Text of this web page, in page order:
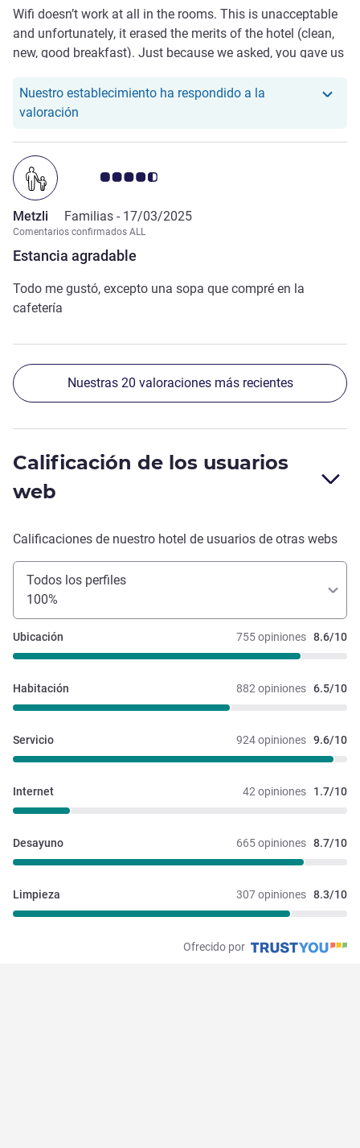
Wifi doesn’t work at all in the rooms. This is unacceptable
and unfortunately, it erased the merits of the hotel (clean,
new, good breakfast). Just because we asked, you gave us
offer the discount to start with, or inform us during the
booking process. Internet is a basic service nowadays.
Nuestro establecimiento ha respondido a la
valoración
Estancia agradable
Nota de clientes de Avis 4.5/5
Metzli Familias - 17/03/2025
Comentarios confirmados ALL
Todo me gustó, excepto una sopa que compré en la
cafetería
Nuestras 20 valoraciones más recientes
Calificación de los usuarios
web
Calificaciones de nuestro hotel de usuarios de otras webs
Todos los perfiles
100%
755 opiniones 8.6/10
Ubicación
882 opiniones 6.5/10
Habitación
924 opiniones 9.6/10
Servicio
42 opiniones 1.7/10
Internet
665 opiniones 8.7/10
Desayuno
307 opiniones 8.3/10
Limpieza
Ofrecido por